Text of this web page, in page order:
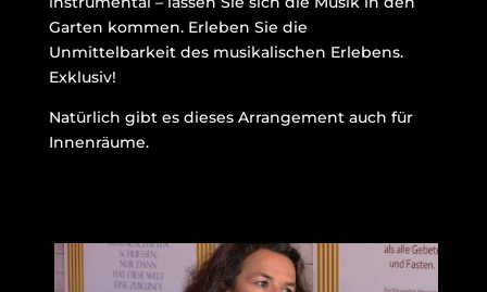
Garten kommen. Erleben Sie die
Unmittelbarkeit des musikalischen Erlebens.
Exklusiv!
Natürlich gibt es dieses Arrangement auch für
Innenräume.